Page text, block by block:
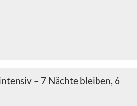
– 7 Nächte bleiben, 6